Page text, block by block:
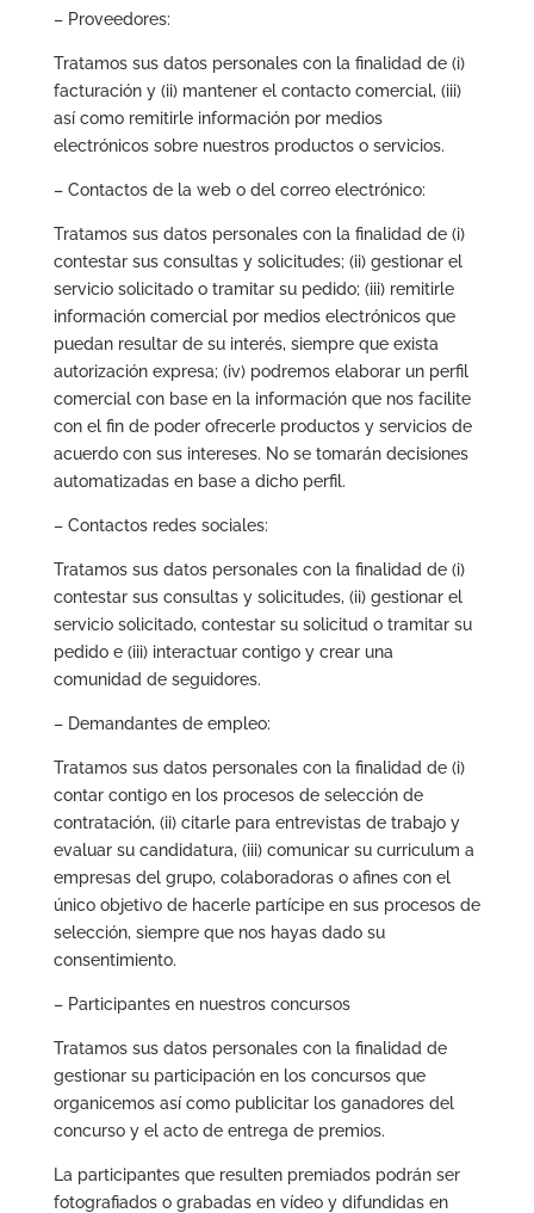
– Proveedores:
Tratamos sus datos personales con la finalidad de (i)
facturación y (ii) mantener el contacto comercial, (iii)
así como remitirle información por medios
electrónicos sobre nuestros productos o servicios.
– Contactos de la web o del correo electrónico:
Tratamos sus datos personales con la finalidad de (i)
contestar sus consultas y solicitudes; (ii) gestionar el
servicio solicitado o tramitar su pedido; (iii) remitirle
información comercial por medios electrónicos que
puedan resultar de su interés, siempre que exista
autorización expresa; (iv) podremos elaborar un perfil
comercial con base en la información que nos facilite
con el fin de poder ofrecerle productos y servicios de
acuerdo con sus intereses. No se tomarán decisiones
automatizadas en base a dicho perfil.
– Contactos redes sociales:
Tratamos sus datos personales con la finalidad de (i)
contestar sus consultas y solicitudes, (ii) gestionar el
servicio solicitado, contestar su solicitud o tramitar su
pedido e (iii) interactuar contigo y crear una
comunidad de seguidores.
– Demandantes de empleo:
Tratamos sus datos personales con la finalidad de (i)
contar contigo en los procesos de selección de
contratación, (ii) citarle para entrevistas de trabajo y
evaluar su candidatura, (iii) comunicar su curriculum a
empresas del grupo, colaboradoras o afines con el
único objetivo de hacerle partícipe en sus procesos de
selección, siempre que nos hayas dado su
consentimiento.
– Participantes en nuestros concursos
Tratamos sus datos personales con la finalidad de
gestionar su participación en los concursos que
organicemos así como publicitar los ganadores del
concurso y el acto de entrega de premios.
La participantes que resulten premiados podrán ser
fotografiados o grabadas en vídeo y difundidas en